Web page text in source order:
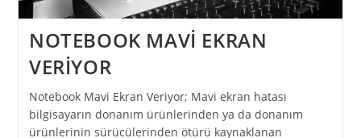
NOTEBOOK MAVİ EKRAN
VERİYOR
Notebook Mavi Ekran Veriyor; Mavi ekran hatası
bilgisayarın donanım ürünlerinden ya da donanım
ürünlerinin sürücülerinden ötürü kaynaklanan